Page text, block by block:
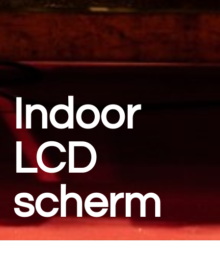
Indoor
LCD
scherm